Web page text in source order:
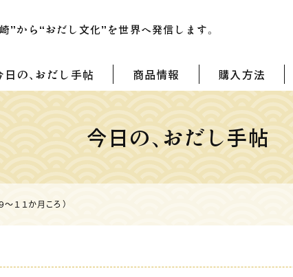
”から“おだし文化”を世界へ発信します。
日の、おだし手帖 商品情報 購入方法
今日の、おだし手帖
１１か月ころ）